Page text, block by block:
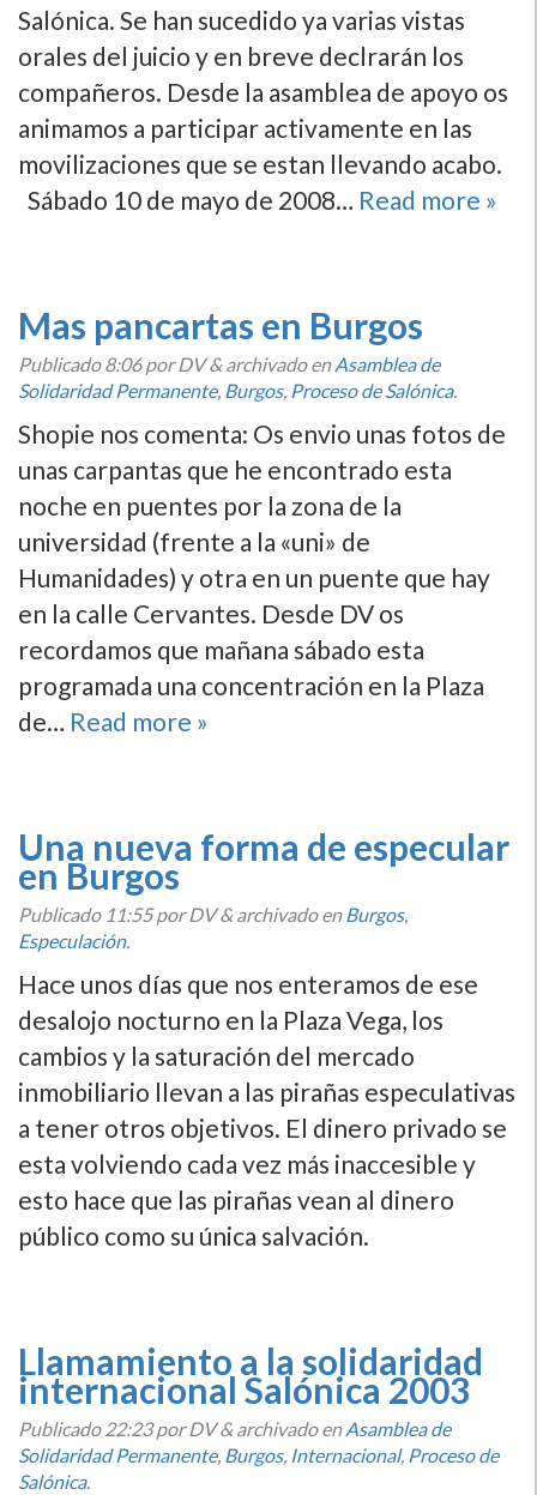
Salónica. Se han sucedido ya varias vistas
orales del juicio y en breve declrarán los
compañeros. Desde la asamblea de apoyo os
animamos a participar activamente en las
movilizaciones que se estan llevando acabo.
Sábado 10 de mayo de 2008… Read more »
Mas pancartas en Burgos
Publicado8:06por DV&archivado enAsamblea de
Solidaridad Permanente, Burgos, Proceso de Salónica.
Shopie nos comenta: Os envio unas fotos de
unas carpantas que he encontrado esta
noche en puentes por la zona de la
universidad (frente a la «uni» de
Humanidades) y otra en un puente que hay
en la calle Cervantes. Desde DV os
recordamos que mañana sábado esta
programada una concentración en la Plaza
de… Read more »
Una nueva forma de especular
en Burgos
Publicado 11:55por DV&archivado enBurgos,
Especulación.
Hace unos dí­as que nos enteramos de ese
desalojo nocturno en la Plaza Vega, los
cambios y la saturación del mercado
inmobiliario llevan a las pirañas especulativas
a tener otros objetivos. El dinero privado se
esta volviendo cada vez más inaccesible y
esto hace que las pirañas vean al dinero
público como su única salvación.
Llamamiento a la solidaridad
internacional Salónica 2003
Publicado22:23por DV&archivado enAsamblea de
Solidaridad Permanente, Burgos, Internacional, Proceso de
Salónica.